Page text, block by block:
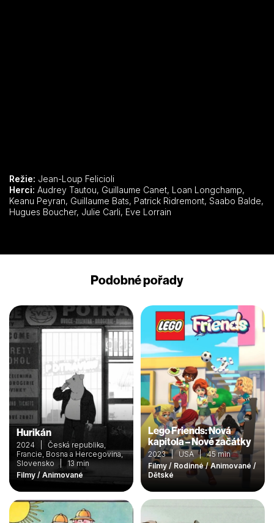
Režie: Jean-Loup Felicioli
Herci:
Keanu Peyran, Guillaume Bats, Patrick Ridremont, Saabo Balde,
Hugues Boucher, Julie Carli, Eve Lorrain
Podobné pořady
Hurikán
2024 | Česká republika,
Francie, Bosna a Hercegovina,
Slovensko | 13 min
Filmy / Animované
Lego Friends: Nová
kapitola – Nové začátky
2023 | USA | 45 min
Filmy / Rodinné / Animované /
Dětské